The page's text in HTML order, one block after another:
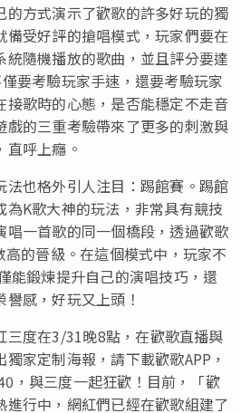
的方式演示了歡歌的許多好玩的獨
備受好評的搶唱模式，玩家們要在
統隨機播放的歌曲，並且評分要達
要考驗玩家手速，還要考驗玩家
接歌時的心態，是否能穩定不走音
戲的三重考驗帶來了更多的刺激與
呼上癮。
法也格外引人注目：踢館賽。踢館
K歌大神的玩法，非常具有競技
唱一首歌的同一個橋段，透過歡歌
的晉級。在這個模式中，玩家不
能鍛煉提升自己的演唱技巧，還
感，好玩又上頭！
三度在3/31晚8點，在歡歌直播與
獨家定制海報，請下載歡歌APP，
，與三度一起狂歡！目前，「歡
行中，網紅們已經在歡歌組建了